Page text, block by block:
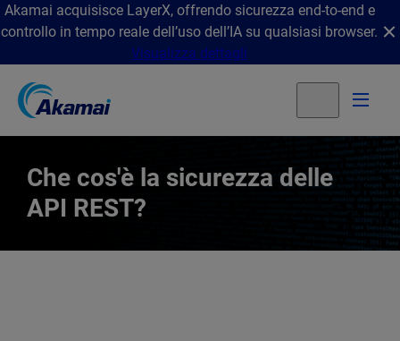
Akamai acquisisce LayerX, offrendo sicurezza end-to-end e
controllo in tempo reale dell’uso dell’IA su qualsiasi browser.
Visualizza dettagli
Che cos'è la sicurezza delle
API REST?